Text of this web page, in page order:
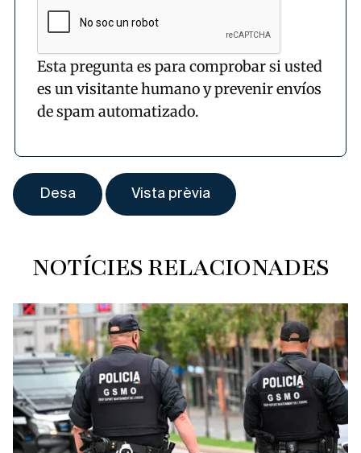
Esta pregunta es para comprobar si usted
es un visitante humano y prevenir envíos
de spam automatizado.
NOTÍCIES RELACIONADES